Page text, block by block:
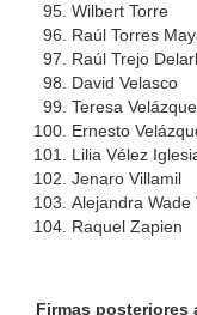
Wilbert Torre
Raúl Torres
Raúl Trejo
David Velasco
Teresa
Ernesto
Lilia Vélez
Jenaro Villamil
Alejandra Wade
Raquel Zapien
Firmas